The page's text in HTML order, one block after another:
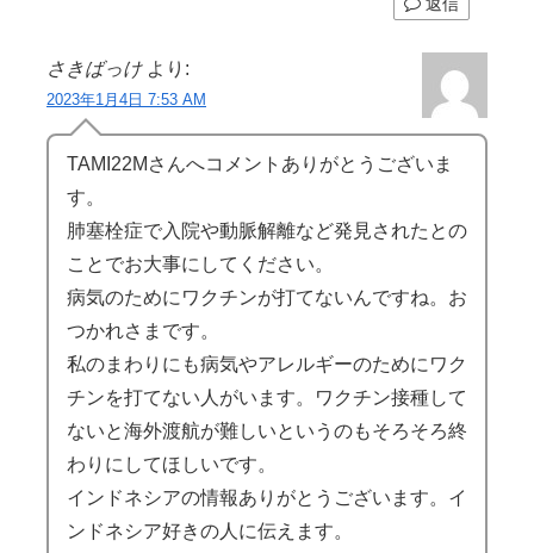
さきばっけ より:
2023年1月4日 7:53 AM
TAMI22Mさんへコメントありがとうございま
す。
肺塞栓症で入院や動脈解離など発見されたとの
ことでお大事にしてください。
病気のためにワクチンが打てないんですね。お
つかれさまです。
私のまわりにも病気やアレルギーのためにワク
チンを打てない人がいます。ワクチン接種して
ないと海外渡航が難しいというのもそろそろ終
わりにしてほしいです。
インドネシアの情報ありがとうございます。イ
ンドネシア好きの人に伝えます。